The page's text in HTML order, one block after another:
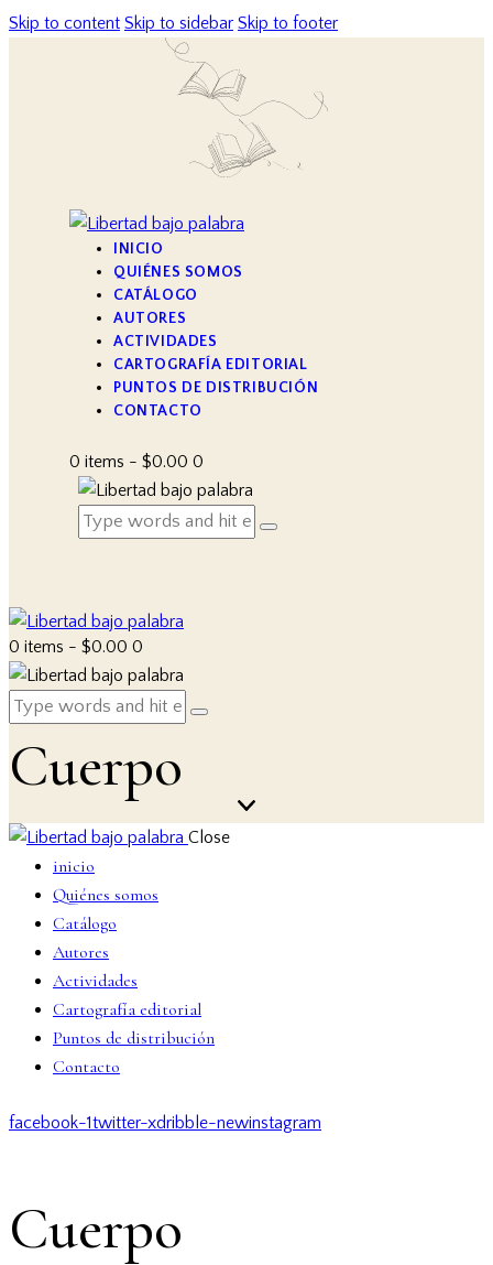
Skip to content Skip to sidebar Skip to footer
INICIO
QUIÉNES SOMOS
CATÁLOGO
AUTORES
ACTIVIDADES
CARTOGRAFÍA EDITORIAL
PUNTOS DE DISTRIBUCIÓN
CONTACTO
0 items - $0.00 0
0 items - $0.00 0
Cuerpo
Close
inicio
Quiénes somos
Catálogo
Autores
Actividades
Cartografía editorial
Puntos de distribución
Contacto
facebook-1twitter-xdribble-newinstagram
Cuerpo